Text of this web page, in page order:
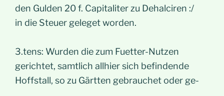
den Gulden 20 f. Capitaliter zu Dehalciren :/
in die Steuer geleget worden.
3.tens: Wurden die zum Fuetter-Nutzen
gerichtet, samtlich allhier sich befindende
Hoffstall, so zu Gärtten gebrauchet oder ge-